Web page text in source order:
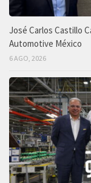
José Carlos Castillo
Automotive México
6 AGO, 2026